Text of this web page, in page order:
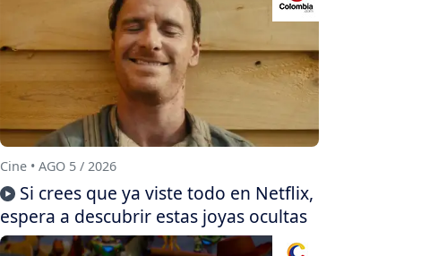
Cine • AGO 5 / 2026
Si crees que ya viste todo en Netflix,
espera a descubrir estas joyas ocultas